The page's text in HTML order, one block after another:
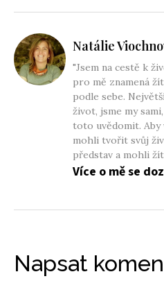
Natálie
"Jsem na cestě k
pro mě znamená
podle sebe.
život, jsme my
toto uvědomit. Aby
mohli tvořit svůj
představ a mohli
Více o mě se
Napsat